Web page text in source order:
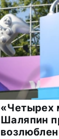
«Четырех
Шаляпин